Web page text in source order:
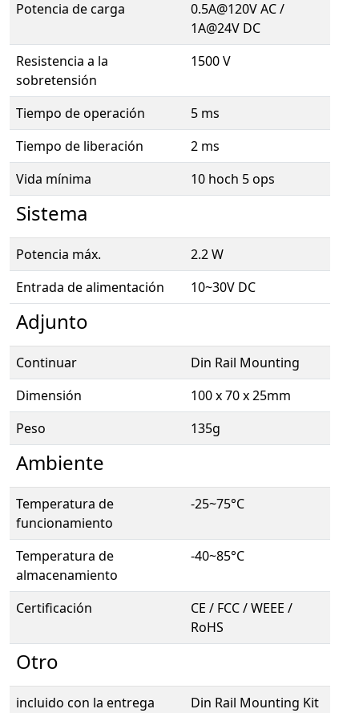
Potencia de carga
0.5A@120V AC /
1A@24V DC
Resistencia a la
sobretensión
1500 V
Tiempo de operación
5 ms
Tiempo de liberación
2 ms
Vida mínima
10 hoch 5 ops
Sistema
Potencia máx.
2.2 W
Entrada de alimentación
10~30V DC
Adjunto
Continuar
Din Rail Mounting
Dimensión
100 x 70 x 25mm
Peso
135g
Ambiente
Temperatura de
funcionamiento
-25~75°C
Temperatura de
almacenamiento
-40~85°C
Certificación
CE / FCC / WEEE /
RoHS
Otro
incluido con la entrega Din Rail Mounting Kit